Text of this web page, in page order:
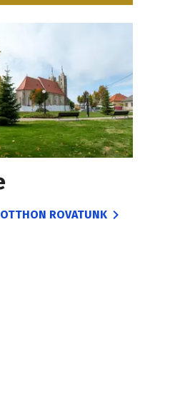
ROVATUNK